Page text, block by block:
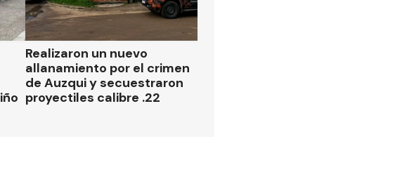
Realizaron un nuevo
allanamiento por el crimen
de Auzqui y secuestraron
proyectiles calibre .22